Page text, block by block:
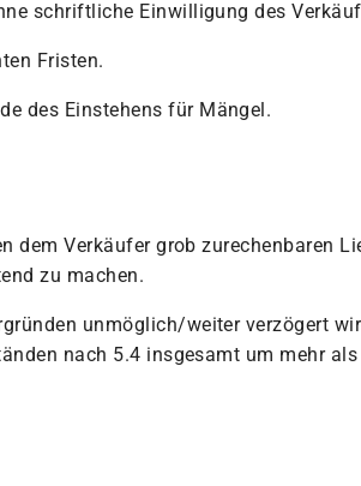
schriftliche Einwilligung des
Fristen.
des Einstehens für Mängel.
Verkäufer grob zurechenbaren
zu machen.
unmöglich/weiter verzögert
nach 5.4 insgesamt um mehr